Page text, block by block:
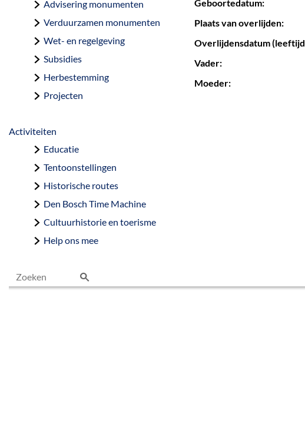
Advisering monumenten
Verduurzamen monumenten
Wet- en regelgeving
Subsidies
Herbestemming
Projecten
Activiteiten
Educatie
Tentoonstellingen
Historische routes
Den Bosch Time Machine
Cultuurhistorie en toerisme
Help ons mee
Geboortedatum:
Plaats van overlijden:
Overlijdensdatum
Vader:
Moeder: